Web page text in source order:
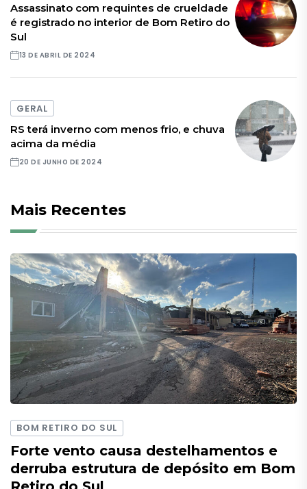
Assassinato com requintes de crueldade
é registrado no interior de Bom Retiro do
Sul
13 DE ABRIL DE 2024
GERAL
RS terá inverno com menos frio, e chuva
acima da média
20 DE JUNHO DE 2024
Mais Recentes
BOM RETIRO DO SUL
Forte vento causa destelhamentos e
derruba estrutura de depósito em Bom